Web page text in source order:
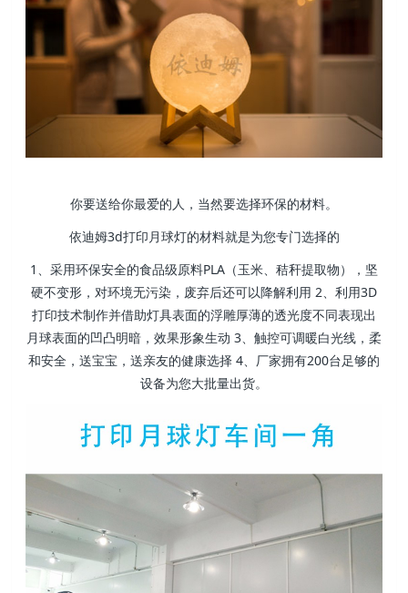
你要送给你最爱的人，当然要选择环保的材料。
依迪姆3d打印月球灯的材料就是为您专门选择的
1、采用环保安全的食品级原料PLA（玉米、秸秆提取物），坚
硬不变形，对环境无污染，废弃后还可以降解利用 2、利用3D
打印技术制作并借助灯具表面的浮雕厚薄的透光度不同表现出
月球表面的凹凸明暗，效果形象生动 3、触控可调暖白光线，柔
和安全，送宝宝，送亲友的健康选择 4、厂家拥有200台足够的
设备为您大批量出货。